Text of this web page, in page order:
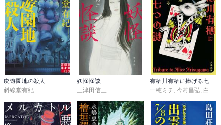
廃遊園地の殺人
斜線堂有紀
妖怪怪談
三津田信三
有栖川有栖に捧げる七つの謎
一穂ミチ, 今村昌弘, 白井智之